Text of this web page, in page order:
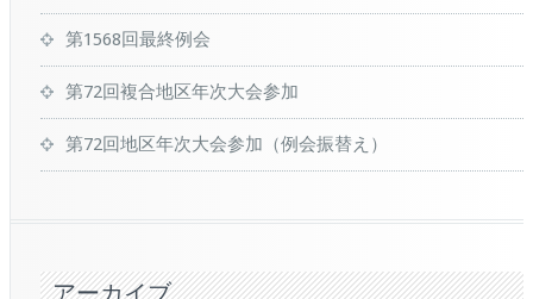
第1568回最終例会
第72回複合地区年次大会参加
第72回地区年次大会参加（例会振替え）
アーカイブ